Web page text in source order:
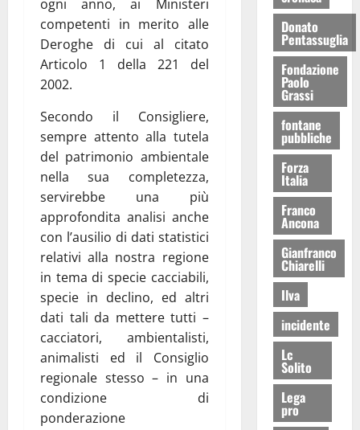
ogni anno, ai Ministeri
competenti in merito alle
Deroghe di cui al citato
Articolo 1 della 221 del
2002.
Secondo il Consigliere,
sempre attento alla tutela
del patrimonio ambientale
nella sua completezza,
servirebbe una più
approfondita analisi anche
con l’ausilio di dati statistici
relativi alla nostra regione
in tema di specie cacciabili,
specie in declino, ed altri
dati tali da mettere tutti –
cacciatori, ambientalisti,
animalisti ed il Consiglio
regionale stesso – in una
condizione di
ponderazione
Donato
Pentassuglia
Fondazione
Paolo
Grassi
fontane
pubbliche
Forza
Italia
Franco
Ancona
Gianfranco
Chiarelli
Ilva
incidente
Lc
Solito
Lega
pro